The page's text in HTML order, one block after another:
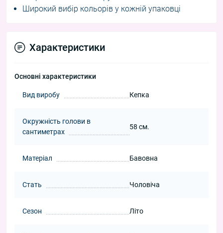
Широкий вибір кольорів у кожній упаковці
Характеристики
Основні характеристики
Вид виробу Кепка
Окружність голови в
сантиметрах
58 см.
Матеріал Бавовна
Стать Чоловіча
Сезон Літо